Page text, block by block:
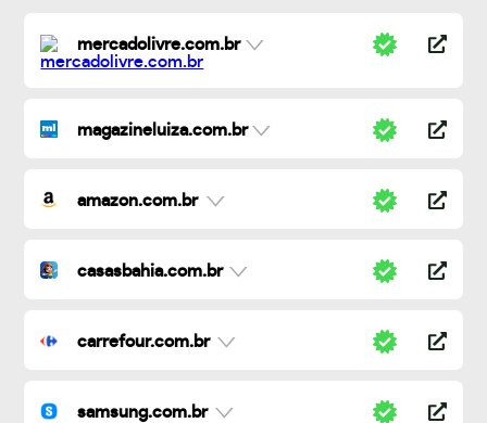
mercadolivre.com.br
magazineluiza.com.br
amazon.com.br
casasbahia.com.br
carrefour.com.br
samsung.com.br